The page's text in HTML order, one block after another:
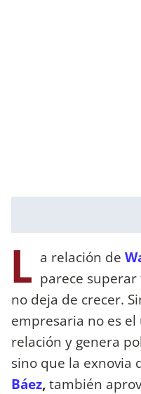
L a relación de
parece superar
no deja de crecer.
empresaria no es
relación y genera
sino que la exnovia
Báez,también